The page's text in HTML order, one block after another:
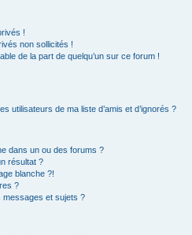
!
non sollicités !
de la part de quelqu’un sur ce forum !
utilisateurs de ma liste d’amis et d’ignorés ?
dans un ou des forums ?
résultat ?
blanche ?!
?
messages et sujets ?